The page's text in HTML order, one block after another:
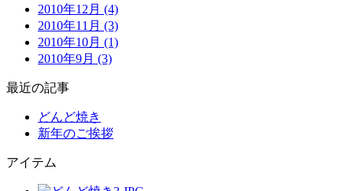
2010年12月 (4)
2010年11月 (3)
2010年10月 (1)
2010年9月 (3)
最近の記事
どんど焼き
新年のご挨拶
アイテム